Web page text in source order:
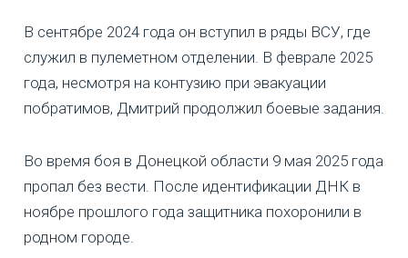
В сентябре 2024 года он вступил в ряды ВСУ, где
служил в пулеметном отделении. В феврале 2025
года, несмотря на контузию при эвакуации
побратимов, Дмитрий продолжил боевые задания.
Во время боя в Донецкой области 9 мая 2025 года
пропал без вести. После идентификации ДНК в
ноябре прошлого года защитника похоронили в
родном городе.